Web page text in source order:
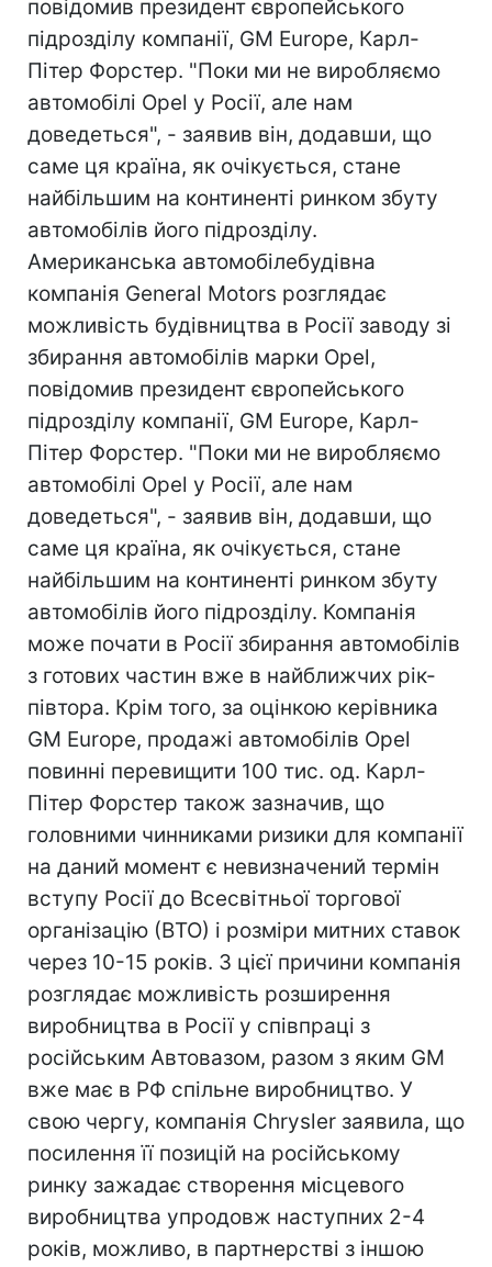
повідомив президент європейського
підрозділу компанії, GM Europe, Карл-
Пітер Форстер. "Поки ми не виробляємо
автомобілі Opel у Росії, але нам
доведеться", - заявив він, додавши, що
саме ця країна, як очікується, стане
найбільшим на континенті ринком збуту
автомобілів його підрозділу.
Американська автомобілебудівна
компанія General Motors розглядає
можливість будівництва в Росії заводу зі
збирання автомобілів марки Opel,
повідомив президент європейського
підрозділу компанії, GM Europe, Карл-
Пітер Форстер. "Поки ми не виробляємо
автомобілі Opel у Росії, але нам
доведеться", - заявив він, додавши, що
саме ця країна, як очікується, стане
найбільшим на континенті ринком збуту
автомобілів його підрозділу. Компанія
може почати в Росії збирання автомобілів
з готових частин вже в найближчих рік-
півтора. Крім того, за оцінкою керівника
GM Europe, продажі автомобілів Opel
повинні перевищити 100 тис. од. Карл-
Пітер Форстер також зазначив, що
головними чинниками ризики для компанії
на даний момент є невизначений термін
вступу Росії до Всесвітньої торгової
організацію (ВТО) і розміри митних ставок
через 10-15 років. З цієї причини компанія
розглядає можливість розширення
виробництва в Росії у співпраці з
російським Автовазом, разом з яким GM
вже має в РФ спільне виробництво. У
свою чергу, компанія Chrysler заявила, що
посилення її позицій на російському
ринку зажадає створення місцевого
виробництва упродовж наступних 2-4
років, можливо, в партнерстві з іншою